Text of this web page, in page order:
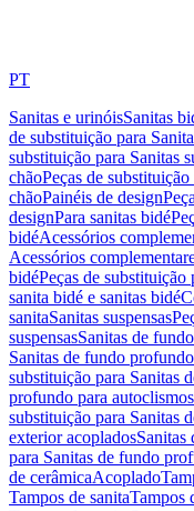
PT
Sanitas e urinóisSanitas
de substituição para
substituição para Sanitas
chãoPeças de
chãoPainéis de design
designPara sanitas bidé
bidéAcessórios
Acessórios
bidéPeças de substituição
sanita bidé e sanitas bidé
sanitaSanitas suspensas
suspensasSanitas de
Sanitas de fundo profundo
substituição para Sanitas
profundo para
substituição para Sanitas
exterior acopladosSanitas
para Sanitas de fundo
de cerâmicaAcoplado
Tampos de sanitaTampos